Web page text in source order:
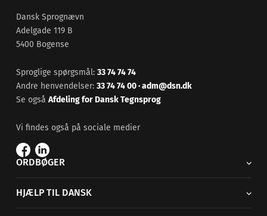
Dansk Sprognævn
Adelgade 119 B
5400 Bogense
Sproglige spørgsmål: 33 74 74 74
Andre henvendelser: 33 74 74 00·adm@dsn.dk
Se også Afdeling for Dansk Tegnsprog
Vi findes også på sociale medier
ORDBØGER
HJÆLP TIL DANSK